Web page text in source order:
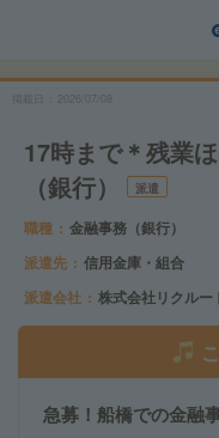
17時まで＊残業
（銀行）
派遣
職種
金融事務（銀行）
派遣先
信用金庫・組合
派遣会社
株式会社リクルー
急募！船橋での金融